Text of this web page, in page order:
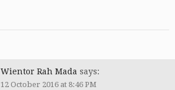
Wientor Rah Mada says:
12 October 2016 at 8:46 PM